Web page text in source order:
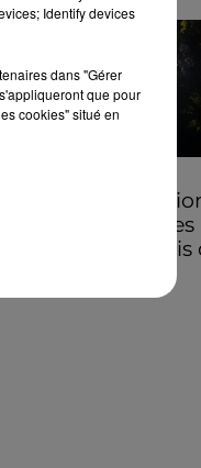
Des
hors normes
pour le mois
juillet 2026
Identify devices
dans "Gérer
que pour
cookies" situé en